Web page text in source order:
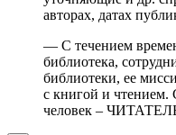
авторах, датах
— С течением
библиотека,
библиотеки, ее
с книгой и
человек –